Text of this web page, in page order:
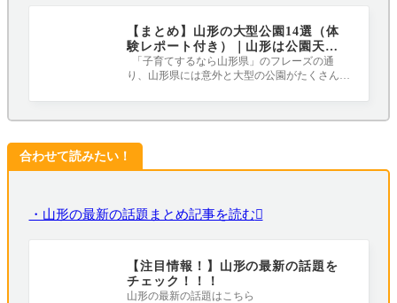
【まとめ】山形の大型公園14選（体
験レポート付き）｜山形は公園天国
だ！！！
「子育てするなら山形県」のフレーズの通
り、山形県には意外と大型の公園がたくさんあ
合わせて読みたい！
・山形の最新の話題まとめ記事を読む
【注目情報！】山形の最新の話題を
チェック！！！
山形の最新の話題はこちら